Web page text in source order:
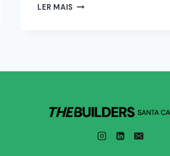
LER MAIS